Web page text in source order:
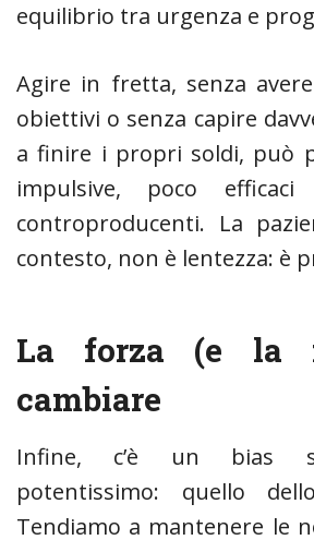
equilibrio tra urgenza e
Agire in fretta, senza
obiettivi o senza capire
a finire i propri soldi, può
impulsive, poco
controproducenti. La
contesto, non è lentezza: è
La forza (e la
cambiare
Infine, c’è un bias
potentissimo: quello
Tendiamo a mantenere le